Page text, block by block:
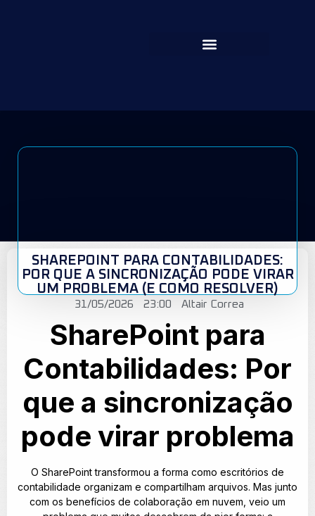
SHAREPOINT PARA CONTABILIDADES:
POR QUE A SINCRONIZAÇÃO PODE VIRAR
UM PROBLEMA (E COMO RESOLVER)
31/05/2026 23:00 Altair Correa
SharePoint para
Contabilidades: Por
que a sincronização
pode virar problema
O SharePoint transformou a forma como escritórios de
contabilidade organizam e compartilham arquivos. Mas junto
com os benefícios de colaboração em nuvem, veio um